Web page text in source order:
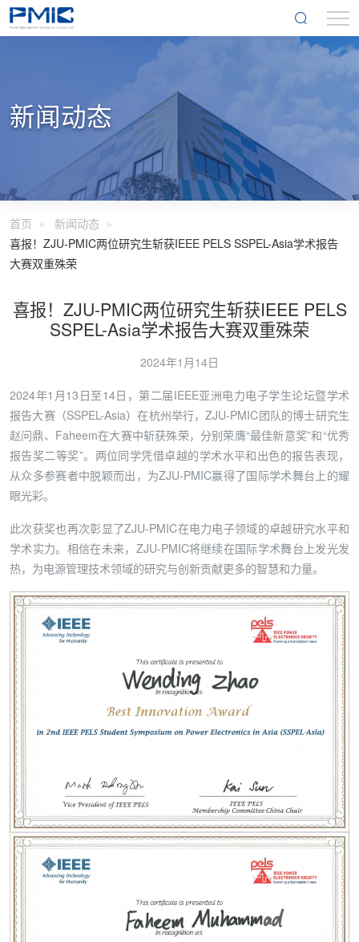
新闻动态
首页
新闻动态
喜报！ZJU-PMIC两位研究生斩获IEEE PELS SSPEL-Asia学术报告
大赛双重殊荣
喜报！ZJU-PMIC两位研究生斩获IEEE PELS
SSPEL-Asia学术报告大赛双重殊荣
2024年1月14日
2024年1月13日至14日，第二届IEEE亚洲电力电子学生论坛暨学术
报告大赛（SSPEL-Asia）在杭州举行，ZJU-PMIC团队的博士研究生
赵问鼎、Faheem在大赛中斩获殊荣，分别荣膺“最佳新意奖”和“优秀
报告奖二等奖”。两位同学凭借卓越的学术水平和出色的报告表现，
从众多参赛者中脱颖而出，为ZJU-PMIC赢得了国际学术舞台上的耀
眼光彩。
此次获奖也再次彰显了ZJU-PMIC在电力电子领域的卓越研究水平和
学术实力。相信在未来，ZJU-PMIC将继续在国际学术舞台上发光发
热，为电源管理技术领域的研究与创新贡献更多的智慧和力量。